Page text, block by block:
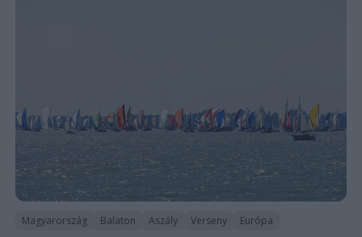
Magyarország Balaton Aszály Verseny Európa